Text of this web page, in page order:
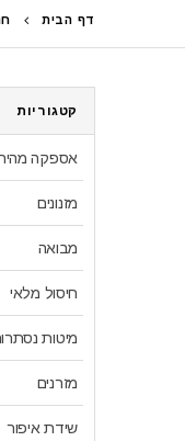
דף הבית
קטגוריות
אספקה
מזנונים
מבואה
חיסול מלאי
מיטות
מזרנים
שידת איפור